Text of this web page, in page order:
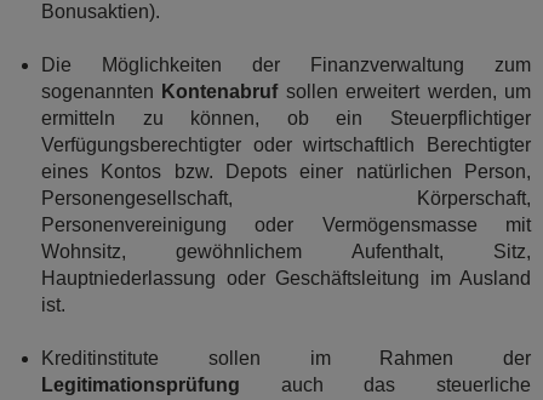
Bonusaktien).
Die Möglichkeiten der Finanzverwaltung zum
sogenannten Kontenabruf sollen erweitert werden, um
ermitteln zu können, ob ein Steuerpflichtiger
Verfügungsberechtigter oder wirtschaftlich Berechtigter
eines Kontos bzw. Depots einer natürlichen Person,
Personengesellschaft, Körperschaft,
Personenvereinigung oder Vermögensmasse mit
Wohnsitz, gewöhnlichem Aufenthalt, Sitz,
Hauptniederlassung oder Geschäftsleitung im Ausland
ist.
Kreditinstitute sollen im Rahmen der
Legitimationsprüfung auch das steuerliche